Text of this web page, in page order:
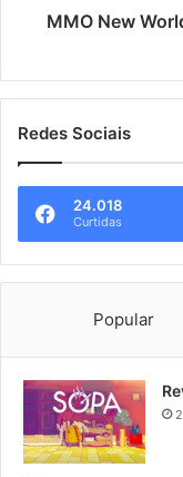
MMO New
Redes Sociais
24.018
Curtidas
Popular